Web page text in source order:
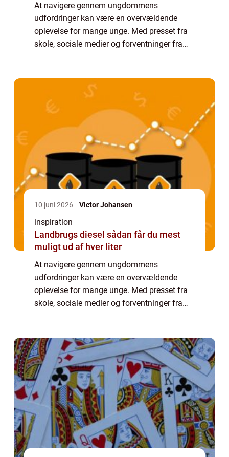
At navigere gennem ungdommens
udfordringer kan være en overvældende
oplevelse for mange unge. Med presset fra
skole, sociale medier og forventninger fra
10 juni 2026 Victor Johansen
inspiration
Landbrugs diesel sådan får du mest
muligt ud af hver liter
At navigere gennem ungdommens
udfordringer kan være en overvældende
oplevelse for mange unge. Med presset fra
skole, sociale medier og forventninger fra